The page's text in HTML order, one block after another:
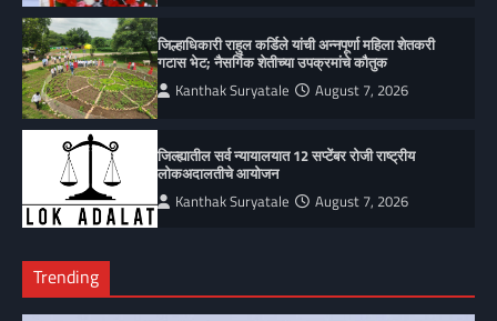
जिल्हाधिकारी राहुल कर्डिले यांची अन्नपूर्णा महिला शेतकरी
गटास भेट; नैसर्गिक शेतीच्या उपक्रमांचे कौतुक
Kanthak Suryatale August 7, 2026
जिल्ह्यातील सर्व न्यायालयात 12 सप्टेंबर रोजी राष्ट्रीय
लोकअदालतीचे आयोजन
Kanthak Suryatale August 7, 2026
Trending